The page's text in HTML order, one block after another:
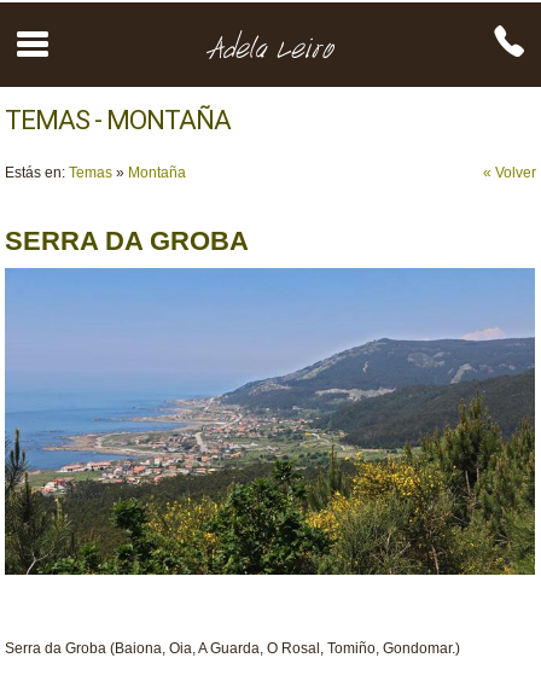
TEMAS - MONTAÑA
« Volver
Estás en:Temas » Montaña
SERRA DA GROBA
Serra da Groba (Baiona, Oia, A Guarda, O Rosal, Tomiño, Gondomar.)